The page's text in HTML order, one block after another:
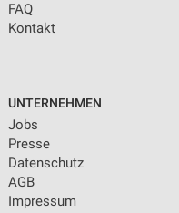
FAQ
Kontakt
UNTERNEHMEN
Jobs
Presse
Datenschutz
AGB
Impressum